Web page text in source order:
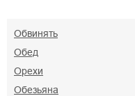
Обвинять
Обед
Орехи
Обезьяна